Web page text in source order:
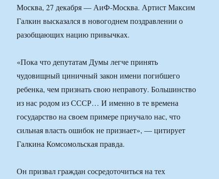
Москва, 27 декабря — АиФ-Москва. Артист Максим
Галкин высказался в новогоднем поздравлении о
разобщающих нацию привычках.
«Пока что депутатам Думы легче принять
чудовищный циничный закон имени погибшего
ребенка, чем признать свою неправоту. Большинство
из нас родом из СССР… И именно в те времена
государство на своем примере приучало нас, что
сильная власть ошибок не признает», — цитирует
Галкина Комсомольская правда.
Он призвал граждан сосредоточиться на тех